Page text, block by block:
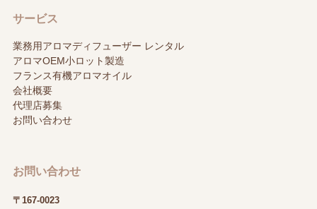
サービス
業務用アロマディフューザー レンタル
アロマOEM小ロット製造
フランス有機アロマオイル
会社概要
代理店募集
お問い合わせ
お問い合わせ
〒167-0023